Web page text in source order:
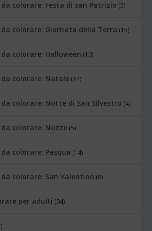
da colorare: Festa di san Patrizio (5)
da colorare: Giornata della Terra (15)
da colorare: Halloween (10)
da colorare: Natale (24)
da colorare: Notte di San Silvestro (4)
da colorare: Nozze (5)
da colorare: Pasqua (14)
da colorare: San Valentino (8)
per adulti (94)